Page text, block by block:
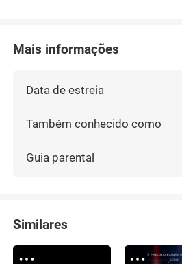
Mais informações
Data de estreia
Também conhecido como
Guia parental
Similares